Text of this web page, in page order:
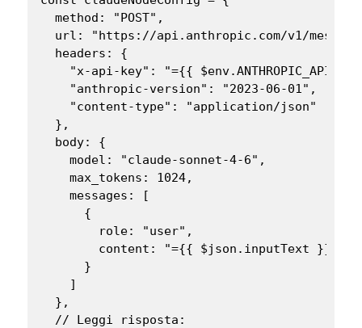
  method: "POST",
url: "https://api.anthropic.com/v1/
  headers: {
"x-api-key": "={{
    "anthropic-version": "2023-06-01",
    "content-type": "application/json"
  },
  body: {
    model: "claude-sonnet-4-6",
    max_tokens: 1024,
    messages: [
      {
        role: "user",
        content: "={{ $json.inputText }}"
      }
    ]
  },
  // Leggi risposta: